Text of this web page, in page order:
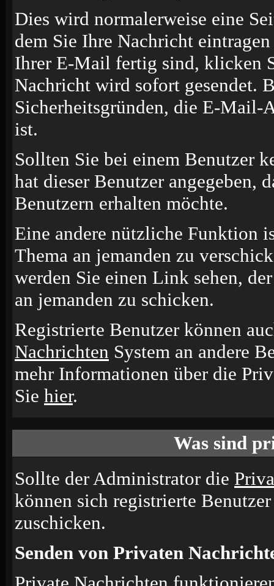
Dies wird normalerweise eine
dem Sie Ihre Nachricht
Ihrer E-Mail fertig sind, klicken
Nachricht wird sofort gesendet.
Sicherheitsgründen, die E-Mail-
ist.
Sollten Sie bei einem Benutzer
hat dieser Benutzer angegeben,
Benutzern erhalten möchte.
Eine andere nützliche Funktion
Thema an jemanden zu
werden Sie einen Link sehen,
an jemanden zu schicken.
Registrierte Benutzer können
Nachrichten System an andere
mehr Informationen über die
Sie hier.
Was sind
Sollte der Administrator die
können sich registrierte
zuschicken.
Senden von Privaten